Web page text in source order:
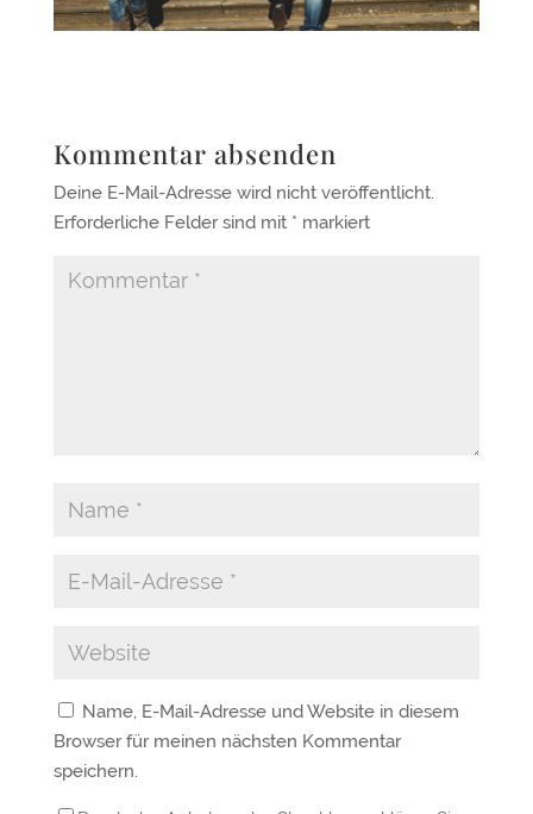
Kommentar absenden
Deine E-Mail-Adresse wird nicht veröffentlicht.
Erforderliche Felder sind mit * markiert
Name, E-Mail-Adresse und Website in diesem
Browser für meinen nächsten Kommentar
speichern.